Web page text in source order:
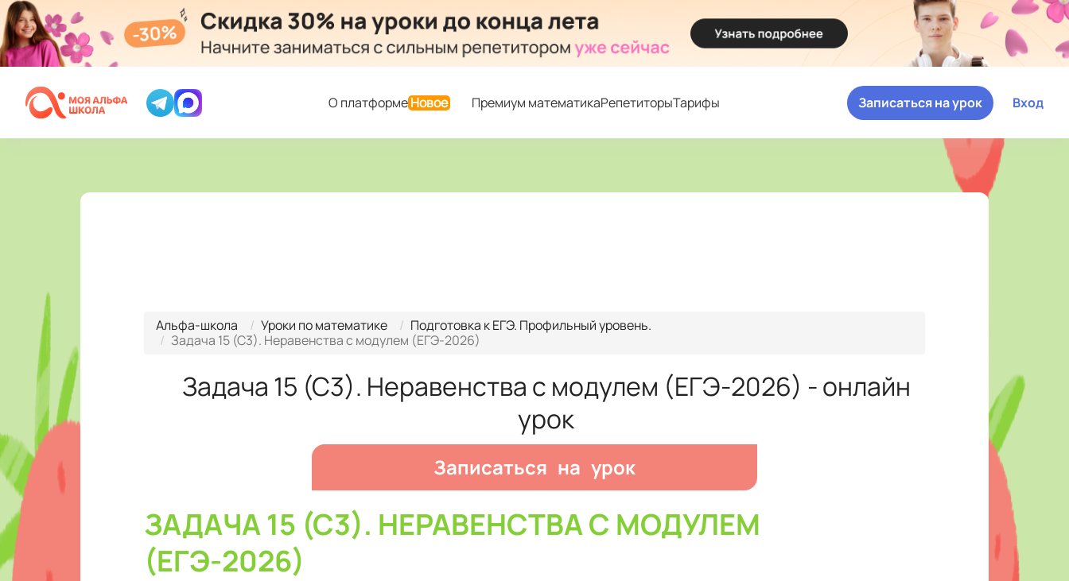
О платформеНовое Премиум математикаРепетиторыТарифы Вход
Записаться на урок
Альфа-школа Уроки по математике
Подготовка к ЕГЭ. Профильный уровень.
Задача 15 (С3). Неравенства с модулем (ЕГЭ-2026)
Задача 15 (С3). Неравенства с модулем (ЕГЭ-2026) - онлайн
урок
Записаться на урок
ЗАДАЧА 15 (С3). НЕРАВЕНСТВА С МОДУЛЕМ
(ЕГЭ-2026)